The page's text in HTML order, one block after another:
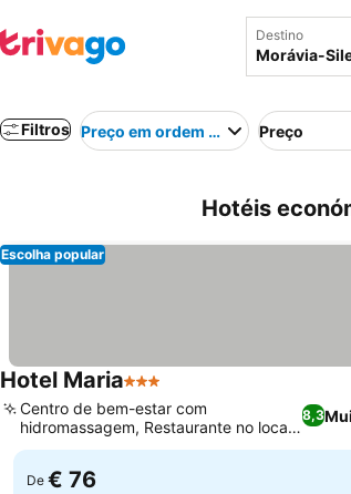
Destino
Filtros Preço em ordem crescentePreço
Hotéis
Escolha popular
Hotel Maria3 Estrelas
8,3
Centro de bem-estar com
hidromassagem, Restaurante no local
com menu diário
De € 76